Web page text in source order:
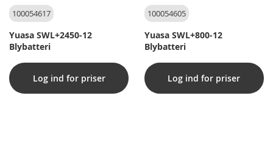
100054617
Yuasa SWL+2450-12
Blybatteri
Log ind for priser
100054605
Yuasa SWL+800-12
Blybatteri
Log ind for priser